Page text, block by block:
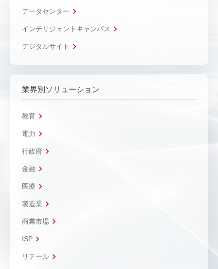
データセンター
インテリジェントキャンパス
デジタルサイト
業界別ソリューション
教育
電力
行政府
金融
医療
製造業
商業市場
ISP
リテール